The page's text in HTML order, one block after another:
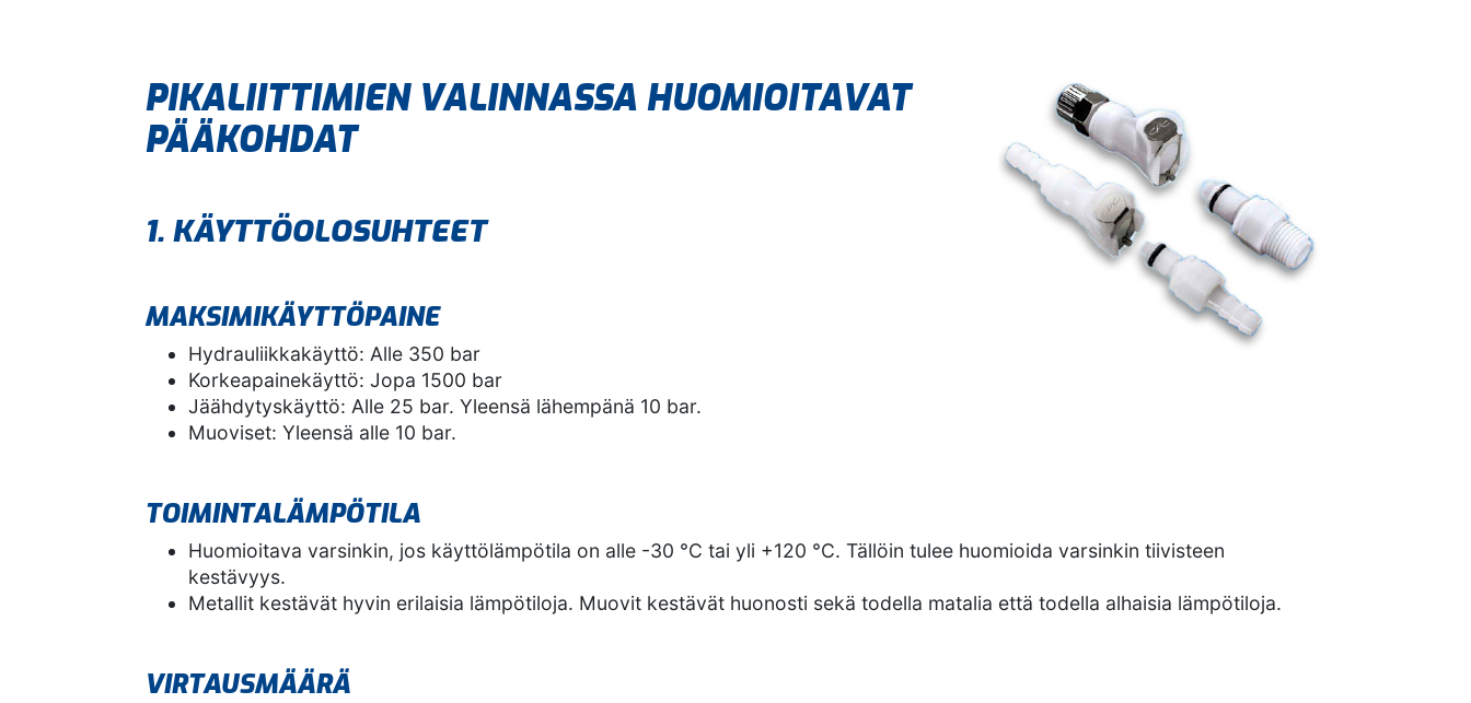
PIKALIITTIMIEN VALINNASSA HUOMIOITAVAT
PÄÄKOHDAT
1. KÄYTTÖOLOSUHTEET
MAKSIMIKÄYTTÖPAINE
Hydrauliikkakäyttö: Alle 350 bar
Korkeapainekäyttö: Jopa 1500 bar
Jäähdytyskäyttö: Alle 25 bar. Yleensä lähempänä 10 bar.
Muoviset: Yleensä alle 10 bar.
TOIMINTALÄMPÖTILA
Huomioitava varsinkin, jos käyttölämpötila on alle -30 °C tai yli +120 °C. Tällöin tulee huomioida varsinkin tiivisteen
kestävyys.
Metallit kestävät hyvin erilaisia lämpötiloja. Muovit kestävät huonosti sekä todella matalia että todella alhaisia lämpötiloja.
VIRTAUSMÄÄRÄ